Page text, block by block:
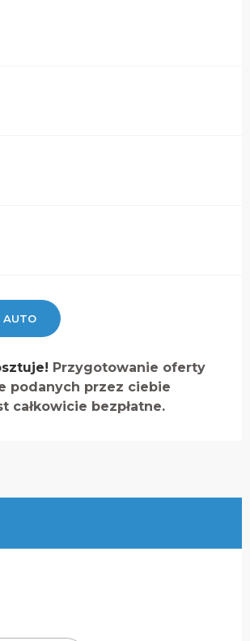
AUTO
Przygotowanie oferty
podanych przez ciebie
całkowicie bezpłatne.